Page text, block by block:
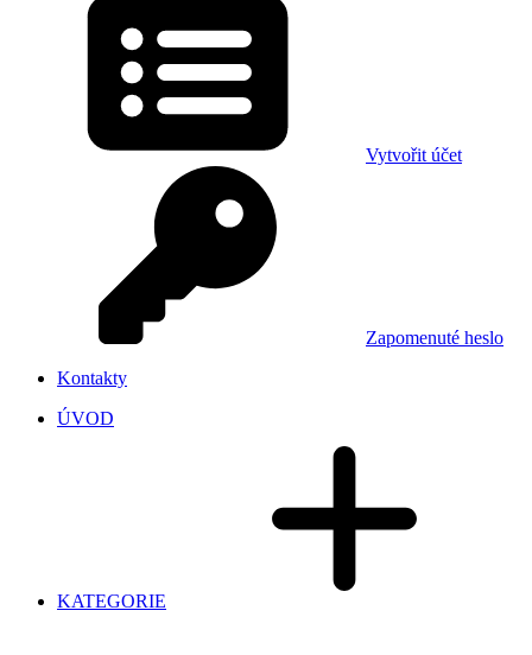
Vytvořit účet
Zapomenuté heslo
Kontakty
ÚVOD
KATEGORIE